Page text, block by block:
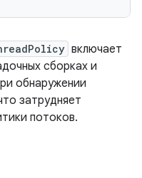
включает
сборках и
обнаружении
затрудняет
потоков.